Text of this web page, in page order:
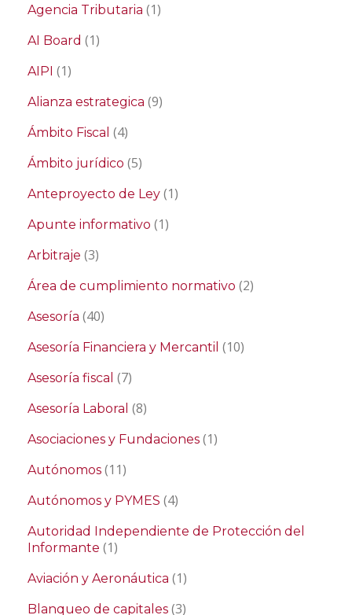
Agencia Tributaria (1)
AI Board (1)
AIPI (1)
Alianza estrategica (9)
Ámbito Fiscal (4)
Ámbito jurídico (5)
Anteproyecto de Ley (1)
Apunte informativo (1)
Arbitraje (3)
Área de cumplimiento normativo (2)
Asesoría (40)
Asesoría Financiera y Mercantil (10)
Asesoría fiscal (7)
Asesoría Laboral (8)
Asociaciones y Fundaciones (1)
Autónomos (11)
Autónomos y PYMES (4)
Autoridad Independiente de Protección del
Informante (1)
Aviación y Aeronáutica (1)
Blanqueo de capitales (3)